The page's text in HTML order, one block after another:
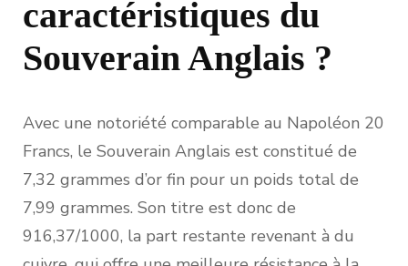
caractéristiques du
Souverain Anglais ?
Avec une notoriété comparable au Napoléon 20
Francs, le Souverain Anglais est constitué de
7,32 grammes d’or fin pour un poids total de
7,99 grammes. Son titre est donc de
916,37/1000, la part restante revenant à du